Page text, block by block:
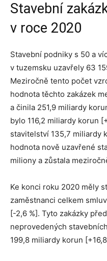
Stavební
v roce 2020
Stavební podniky s 50 a
v tuzemsku uzavřely 63
Meziročně tento počet
hodnota těchto zakázek
a činila 251,9 miliardy
bylo 116,2 miliardy korun
stavitelství 135,7 miliardy
hodnota nově uzavřené
miliony a zůstala
Ke konci roku 2020 měly
zaměstnanci celkem
[-2,6 %]. Tyto zakázky
neprovedených
199,8 miliardy korun